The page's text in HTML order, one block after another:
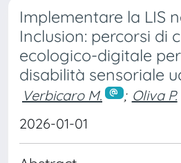
Implementare la LIS
Inclusion: percorsi di
ecologico-digitale
disabilità sensoriale
Verbicaro M. ; Oliva P.
2026-01-01